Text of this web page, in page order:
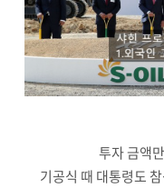
투자 금액
기공식 때 대통령도